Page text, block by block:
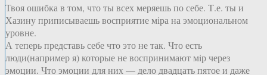
Твоя ошибка в том, что ты всех меряешь по себе. Т.е. ты и
Хазину приписываешь восприятие мiра на эмоциональном
уровне.
А теперь представь себе что это не так. Что есть
люди(например я) которые не воспринимают мiр через
эмоции. Что эмоции для них — дело двадцать пятое и даже